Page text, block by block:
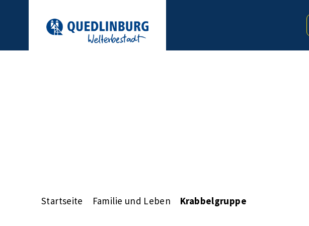
Startseite Familie und Leben Krabbelgruppe